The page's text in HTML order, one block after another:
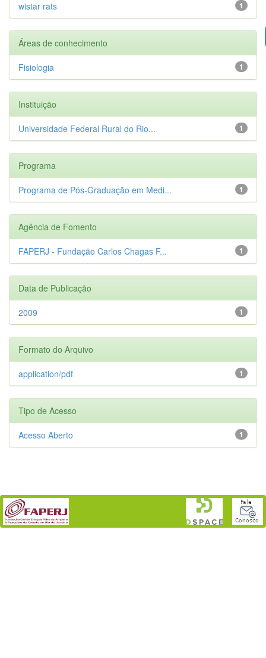
1
wistar rats
Áreas de conhecimento
1
Fisiologia
Instituição
1
Universidade Federal Rural do Rio...
Programa
1
Programa de Pós-Graduação em Medi...
Agência de Fomento
1
FAPERJ - Fundação Carlos Chagas F...
Data de Publicação
1
2009
Formato do Arquivo
1
application/pdf
Tipo de Acesso
1
Acesso Aberto